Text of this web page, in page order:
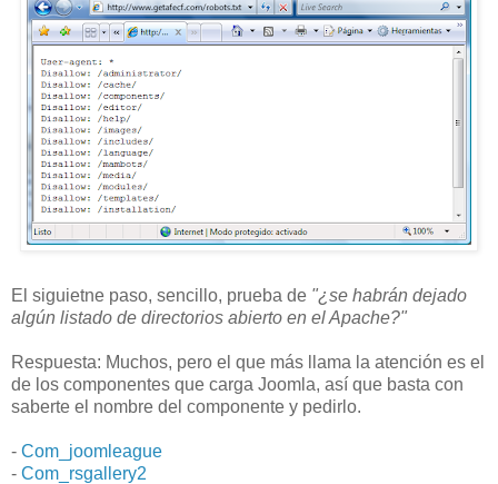
El siguietne paso, sencillo, prueba de "¿se habrán dejado
algún listado de directorios abierto en el Apache?"
Respuesta: Muchos, pero el que más llama la atención es el
de los componentes que carga Joomla, así que basta con
saberte el nombre del componente y pedirlo.
- Com_joomleague
- Com_rsgallery2